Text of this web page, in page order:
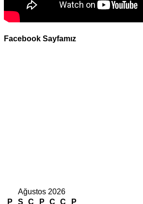
Facebook Sayfamız
Ağustos 2026
P
S Ç P C C P